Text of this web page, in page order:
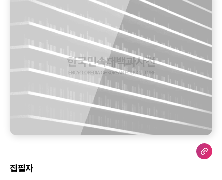
집필자